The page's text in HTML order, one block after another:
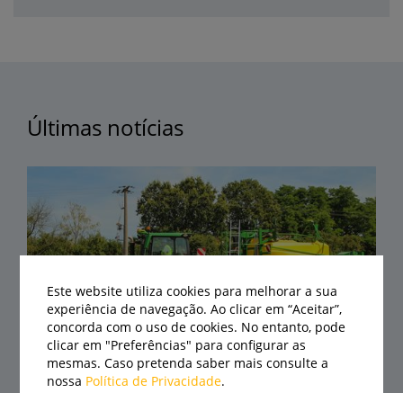
Últimas notícias
Mercado de tratores agrícolas acelera
Este website utiliza cookies para melhorar a sua
experiência de navegação. Ao clicar em “Aceitar”,
concorda com o uso de cookies. No entanto, pode
clicar em "Preferências" para configurar as
mesmas. Caso pretenda saber mais consulte a
nossa Política de Privacidade.